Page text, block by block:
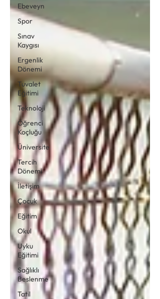
Ebeveyn
Spor
Sınav
Kaygısı
Ergenlik
Dönemi
Tuvalet
Eğitimi
Teknoloji
Öğrenci
Koçluğu
Üniversite
Tercih
Dönemi
İletişim
Çocuk
Eğitim
Okul
Uyku
Eğitimi
Sağlıklı
Beslenme
Tatil